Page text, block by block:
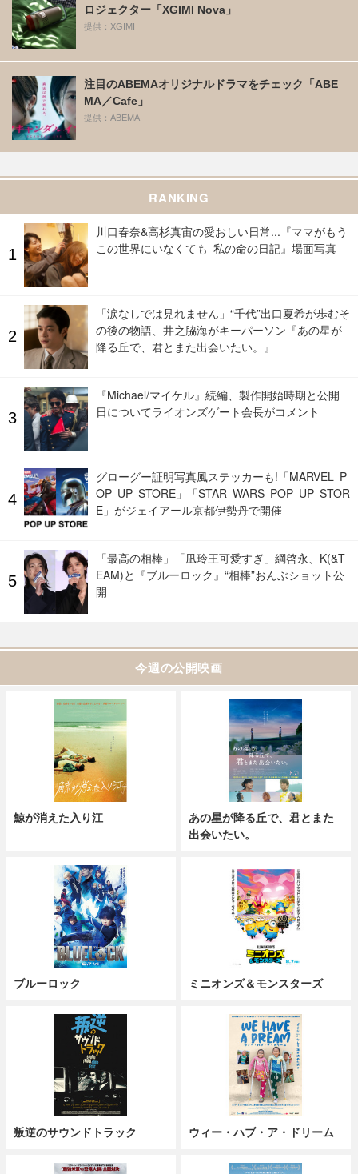
ロジェクター「XGIMI Nova」
提供：XGIMI
注目のABEMAオリジナルドラマをチェック「ABE
MA／Cafe」
提供：ABEMA
RANKING
川口春奈&高杉真宙の愛おしい日常...『ママがもう
この世界にいなくても 私の命の日記』場面写真
「涙なしでは見れません」“千代”出口夏希が歩むそ
の後の物語、井之脇海がキーパーソン『あの星が
降る丘で、君とまた出会いたい。』
『Michael/マイケル』続編、製作開始時期と公開
日についてライオンズゲート会長がコメント
グローグー証明写真風ステッカーも!「MARVEL P
OP UP STORE」「STAR WARS POP UP STOR
E」がジェイアール京都伊勢丹で開催
「最高の相棒」「凪玲王可愛すぎ」綱啓永、K(&T
EAM)と『ブルーロック』“相棒”おんぶショット公
開
今週の公開映画
鯨が消えた入り江
あの星が降る丘で、君とまた
出会いたい。
ブルーロック ミニオンズ＆モンスターズ
叛逆のサウンドトラック ウィー・ハブ・ア・ドリーム